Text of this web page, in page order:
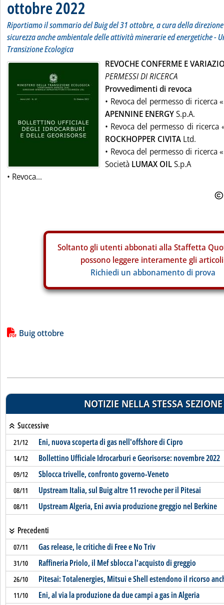
ottobre 2022
Riportiamo il sommario del Buig del 31 ottobre, a cura della
sicurezza anche ambientale delle attività minerarie ed energetiche -
Transizione Ecologica
REVOCHE CONFERME E
PERMESSI DI RICERCA
Provvedimenti di revoca
• Revoca del permesso di ricerca «
APENNINE ENERGYS.p.A.
• Revoca del permesso di ricerca
ROCKHOPPER CIVITA Ltd.
• Revoca del permesso di ricerca «
Società LUMAX OILS.p.A
• Revoca...
Soltanto gli utenti abbonati alla Staffetta
possono leggere interamente gli
Richiedi un abbonamento di prova
Lista allegati PDF alla notizia
Buig ottobre
NOTIZIE NELLA STESSA SEZIONE
Successive
21/12 Eni, nuova scoperta di gas nell'offshore di Cipro
14/12 Bollettino Ufficiale Idrocarburi e Georisorse: novembre 2022
09/12 Sblocca trivelle, confronto governo-Veneto
08/11 Upstream Italia, sul Buig altre 11 revoche per il Pitesai
08/11 Upstream Algeria, Eni avvia produzione greggio nel Berkine
Precedenti
07/11 Gas release, le critiche di Free e No Triv
31/10 Raffineria Priolo, il Mef sblocca l'acquisto di greggio
26/10 Pitesai: Totalenergies, Mitsui e Shell estendono il ricorso
11/10 Eni, al via la produzione da due campi a gas in Algeria